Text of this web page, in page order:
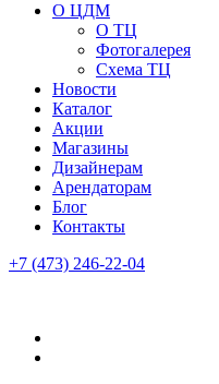
О ЦДМ
О ТЦ
Фотогалерея
Схема ТЦ
Новости
Каталог
Акции
Магазины
Дизайнерам
Арендаторам
Блог
Контакты
+7 (473) 246-22-04